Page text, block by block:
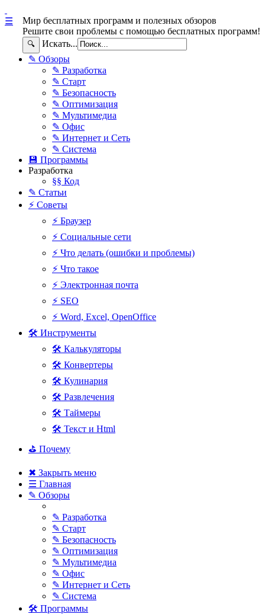
Мир бесплатных программ и полезных обзоров
Решите свои проблемы с помощью бесплатных программ!
🔍 Искать...
☰
✎ Обзоры
✎ Разработка
✎ Старт
✎ Безопасность
✎ Оптимизация
✎ Мультимедиа
✎ Офис
✎ Интернет и Сеть
✎ Система
💾 Программы
Разработка
§§ Код
✎ Статьи
⚡ Советы
⚡ Браузер
⚡ Социальные сети
⚡ Что делать (ошибки и проблемы)
⚡ Что такое
⚡ Электронная почта
⚡ SEO
⚡ Word, Excel, OpenOffice
🛠 Инструменты
🛠 Калькуляторы
🛠 Конвертеры
🛠 Кулинария
🛠 Развлечения
🛠 Таймеры
🛠 Текст и Html
⛳ Почему
✖ Закрыть меню
☰ Главная
✎ Обзоры
✎ Разработка
✎ Старт
✎ Безопасность
✎ Оптимизация
✎ Мультимедиа
✎ Офис
✎ Интернет и Сеть
✎ Система
🛠 Программы